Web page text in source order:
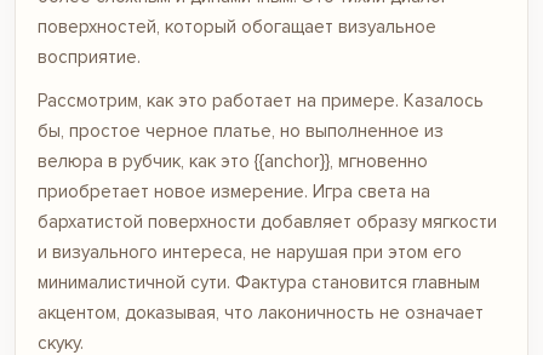
поверхностей, который обогащает визуальное
восприятие.
Рассмотрим, как это работает на примере. Казалось
бы, простое черное платье, но выполненное из
велюра в рубчик, как это {{anchor}}, мгновенно
приобретает новое измерение. Игра света на
бархатистой поверхности добавляет образу мягкости
и визуального интереса, не нарушая при этом его
минималистичной сути. Фактура становится главным
акцентом, доказывая, что лаконичность не означает
скуку.